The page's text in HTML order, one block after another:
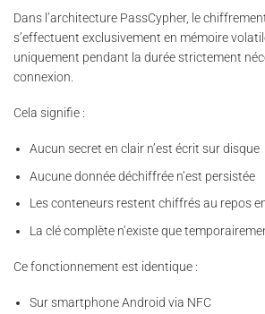
Dans l’architecture PassCypher, le
s’effectuent exclusivement en mémoire
uniquement pendant la durée strictement
connexion.
Cela signifie :
Aucun secret en clair n’est écrit sur disque
Aucune donnée déchiffrée n’est persistée
Les conteneurs restent chiffrés au repos
La clé complète n’existe que
Ce fonctionnement est identique :
Sur smartphone Android via NFC